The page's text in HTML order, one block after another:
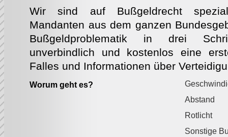
Wir sind auf Bußgeldrecht
Mandanten aus dem ganzen
Bußgeldproblematik in drei
unverbindlich und kostenlos eine
Falles und Informationen über
Worum geht es?
Abstand
Rotlicht
Sonstige